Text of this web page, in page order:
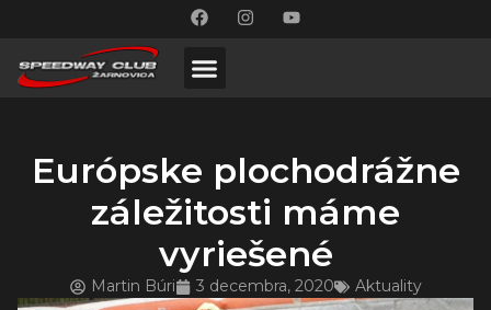
Európske plochodrážne
záležitosti máme
vyriešené
Martin Búri 3 decembra, 2020 Aktuality